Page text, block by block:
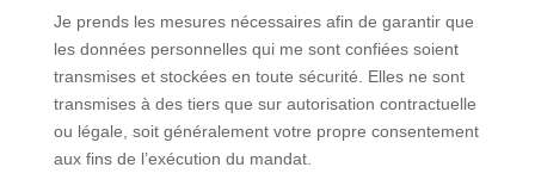
Je prends les mesures nécessaires afin de garantir que
les données personnelles qui me sont confiées soient
transmises et stockées en toute sécurité. Elles ne sont
transmises à des tiers que sur autorisation contractuelle
ou légale, soit généralement votre propre consentement
aux fins de l’exécution du mandat.